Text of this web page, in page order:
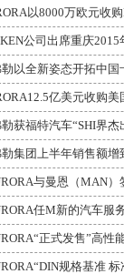
以8000万欧元收
公司出席重庆2015
以全新姿态开拓中国
亿美元收购
获福特汽车“SHI界杰
集团上半年销售额增
与曼恩（MAN
任M新的汽车服
正式发售”高性
规格基准